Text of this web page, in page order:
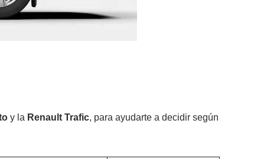
y la Renault Trafic, para ayudarte a decidir según